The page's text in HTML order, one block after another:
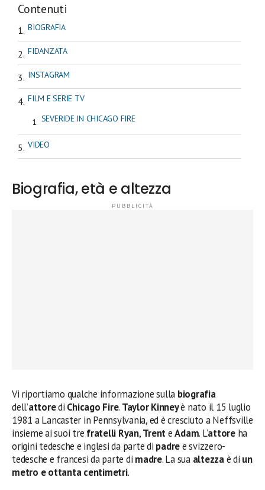
Contenuti
BIOGRAFIA
FIDANZATA
INSTAGRAM
FILM E SERIE TV
SEVERIDE IN CHICAGO FIRE
VIDEO
Biografia, età e altezza
Vi riportiamo qualche informazione sulla biografia
dell’attoredi Chicago Fire. Taylor Kinneyè nato il 15 luglio
1981 a Lancaster in Pennsylvania, ed è cresciuto a Neffsville
insieme ai suoi tre fratelli Ryan,TrenteAdam. L’attoreha
origini tedesche e inglesi da parte di padree svizzero-
tedesche e francesi da parte di madre. La sua altezzaè di un
metro e ottanta centimetri.